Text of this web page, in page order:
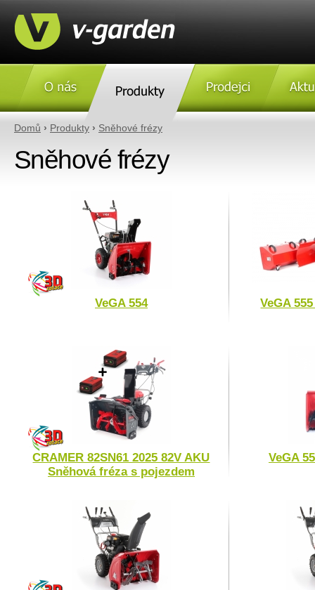
Domů › Produkty › Sněhové frézy
Sněhové frézy
VeGA 554 VeGA
CRAMER 82SN61 2025 82V AKU
Sněhová fréza s pojezdem
VeGA
O nás Produkty Prodejci Aktulity